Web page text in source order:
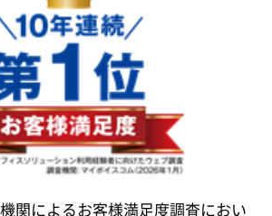
関によるお客様満足度調査におい